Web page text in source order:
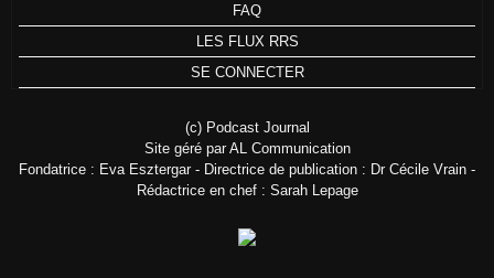
FAQ
LES FLUX RRS
SE CONNECTER
(c) Podcast Journal
Site géré par AL Communication
Fondatrice : Eva Esztergar - Directrice de publication : Dr Cécile Vrain -
Rédactrice en chef : Sarah Lepage